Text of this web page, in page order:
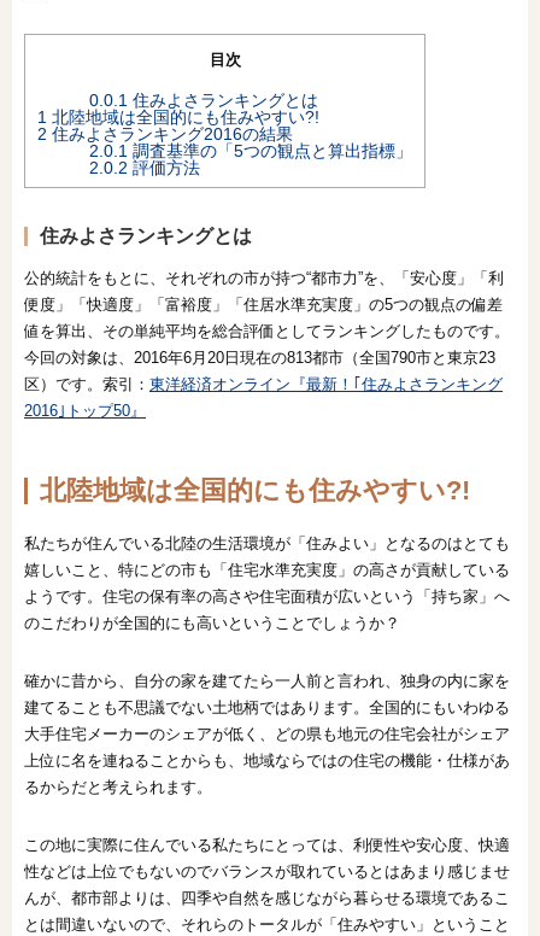
スマートセレクト
オンライン相談会
目次
0.0.1 住みよさランキングとは
1 北陸地域は全国的にも住みやすい?!
2 住みよさランキング2016の結果
2.0.1 調査基準の「5つの観点と算出指標」
2.0.2 評価方法
住みよさランキングとは
公的統計をもとに、それぞれの市が持つ“都市力”を、「安心度」「利
便度」「快適度」「富裕度」「住居水準充実度」の5つの観点の偏差
値を算出、その単純平均を総合評価としてランキングしたものです。
今回の対象は、2016年6月20日現在の813都市（全国790市と東京23
区）です。索引： 東洋経済オンライン『最新！｢住みよさランキング
2016｣トップ50』
北陸地域は全国的にも住みやすい?!
私たちが住んでいる北陸の生活環境が「住みよい」となるのはとても
嬉しいこと、特にどの市も「住宅水準充実度」の高さが貢献している
ようです。住宅の保有率の高さや住宅面積が広いという「持ち家」へ
のこだわりが全国的にも高いということでしょうか？
確かに昔から、自分の家を建てたら一人前と言われ、独身の内に家を
建てることも不思議でない土地柄ではあります。全国的にもいわゆる
大手住宅メーカーのシェアが低く、どの県も地元の住宅会社がシェア
上位に名を連ねることからも、地域ならではの住宅の機能・仕様があ
るからだと考えられます。
この地に実際に住んでいる私たちにとっては、利便性や安心度、快適
性などは上位でもないのでバランスが取れているとはあまり感じませ
んが、都市部よりは、四季や自然を感じながら暮らせる環境であるこ
とは間違いないので、それらのトータルが「住みやすい」ということ